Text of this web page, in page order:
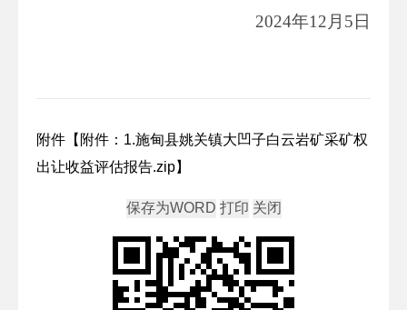
2024年12月5日
附件【 附件：1.施甸县姚关镇大凹子白云岩矿采矿权
出让收益评估报告.zip】